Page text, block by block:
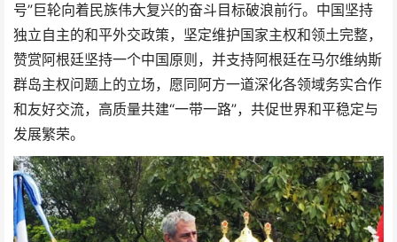
号”巨轮向着民族伟大复兴的奋斗目标破浪前行。中国坚持
独立自主的和平外交政策，坚定维护国家主权和领土完整，
赞赏阿根廷坚持一个中国原则，并支持阿根廷在马尔维纳斯
群岛主权问题上的立场，愿同阿方一道深化各领域务实合作
和友好交流，高质量共建“一带一路”，共促世界和平稳定与
发展繁荣。